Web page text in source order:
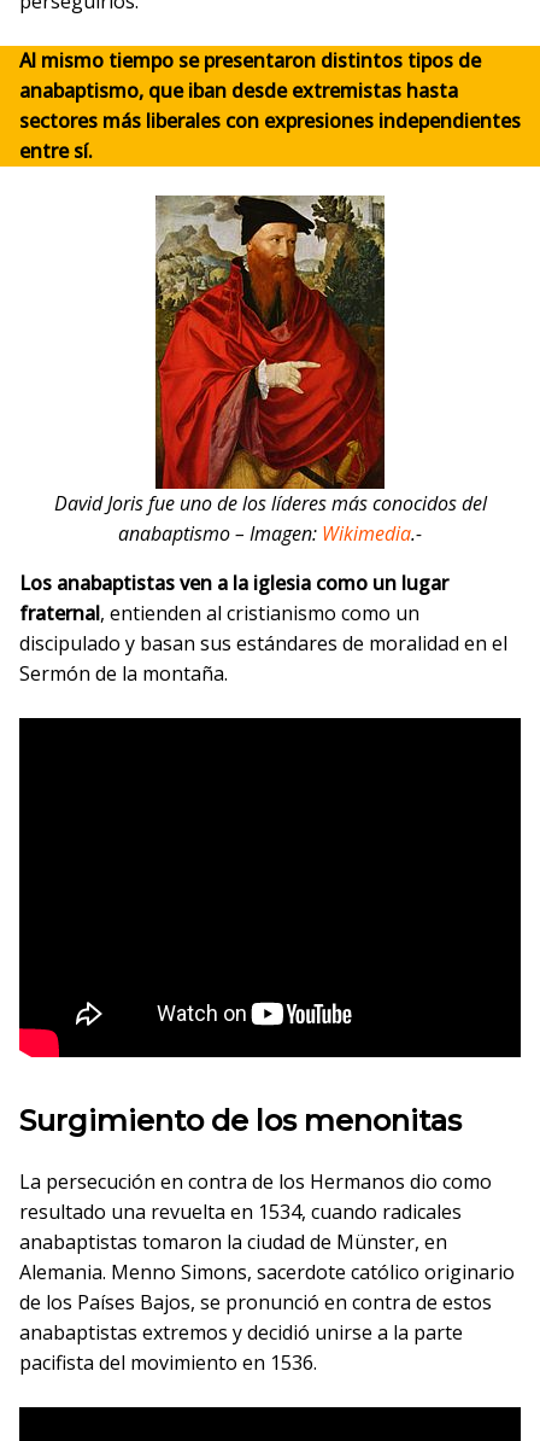
Al mismo tiempo se presentaron distintos tipos de
anabaptismo, que iban desde extremistas hasta
sectores más liberales con expresiones independientes
entre sí.
David Joris fue uno de los líderes más conocidos del
anabaptismo – Imagen: Wikimedia.-
Los anabaptistas ven a la iglesia como un lugar
fraternal, entienden al cristianismo como un
discipulado y basan sus estándares de moralidad en el
Sermón de la montaña.
Surgimiento de los menonitas
La persecución en contra de los Hermanos dio como
resultado una revuelta en 1534, cuando radicales
anabaptistas tomaron la ciudad de Münster, en
Alemania. Menno Simons, sacerdote católico originario
de los Países Bajos, se pronunció en contra de estos
anabaptistas extremos y decidió unirse a la parte
pacifista del movimiento en 1536.